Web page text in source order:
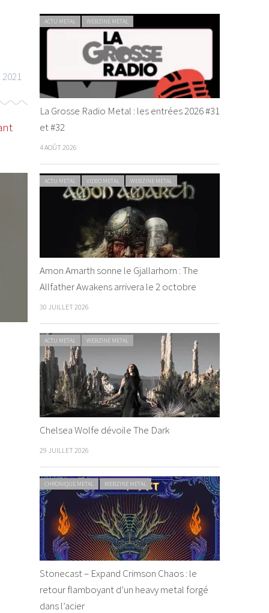
ACTU METAL WEBZINE METAL
La Grosse Radio Metal : les entrées 2026 #31
et #32
4 AOÛT 2026
ACTU METAL VIDEO METAL WEBZINE METAL
Amon Amarth sonne le Gjallarhorn : The
Allfather Awakens arrivera le 2 octobre
30 JUILLET 2026
ACTU METAL WEBZINE METAL
Chelsea Wolfe dévoile The Dark
29 JUILLET 2026
CHRONIQUE METAL WEBZINE METAL
Stonecast – Expand Crimson Chaos : le
retour flamboyant d’un heavy metal forgé
dans l’acier